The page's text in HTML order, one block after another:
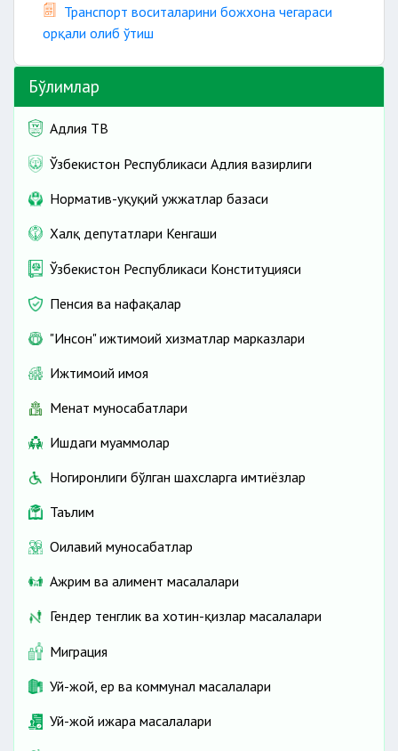
Транспорт воситаларини божхона чегараси
орқали олиб ўтиш
Бўлимлар
Адлия ТВ
Ўзбекистон Республикаси Адлия вазирлиги
Норматив-ҳуқуқий ҳужжатлар базаси
Халқ депутатлари Кенгаши
Ўзбекистон Республикаси Конституцияси
Пенсия ва нафақалар
"Инсон" ижтимоий хизматлар марказлари
Ижтимоий ҳимоя
Меҳнат муносабатлари
Ишдаги муаммолар
Ногиронлиги бўлган шахсларга имтиёзлар
Таълим
Оилавий муносабатлар
Ажрим ва алимент масалалари
Гендер тенглик ва хотин-қизлар масалалари
Миграция
Уй-жой, ер ва коммунал масалалари
Уй-жой ижара масалалари